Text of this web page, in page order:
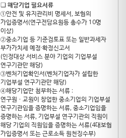
❑ 해당기업 필요서류
①안전 및 유지관리비 명세서, 보험의
가입증명서(연구전담요원등 총수가 10명
이상)
②중소기업 등 기준검토표 또는 일반과세자
부가가치세 예정·확정신고서
(인정대상 서비스 분야 기업의 기업부설
연구기관만 해당)
③벤처기업확인서(벤처기업자가 설립한
기업부설 연구기관만 해당)
④해당기업만 첨부하는 서류 :
연구원ㆍ교원이 창업한 중소기업의 기업부설
연구기관임을 증명하는 서류, 중소기업임을
증명하는 서류, 기업부설 연구기관의 직원이
해당 기업의 직원임을 증명하는 서류(4대보험
가입증명서 또는 근로소득 원천징수부)